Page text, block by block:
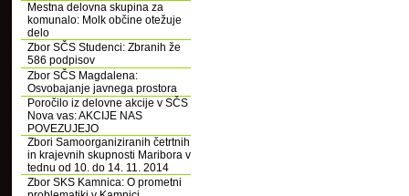
Mestna delovna skupina za
komunalo: Molk občine otežuje
delo
Zbor SČS Studenci: Zbranih že
586 podpisov
Zbor SČS Magdalena:
Osvobajanje javnega prostora
Poročilo iz delovne akcije v SČS
Nova vas: AKCIJE NAS
POVEZUJEJO
Zbori Samoorganiziranih četrtnih
in krajevnih skupnosti Maribora v
tednu od 10. do 14. 11. 2014
Zbor SKS Kamnica: O prometni